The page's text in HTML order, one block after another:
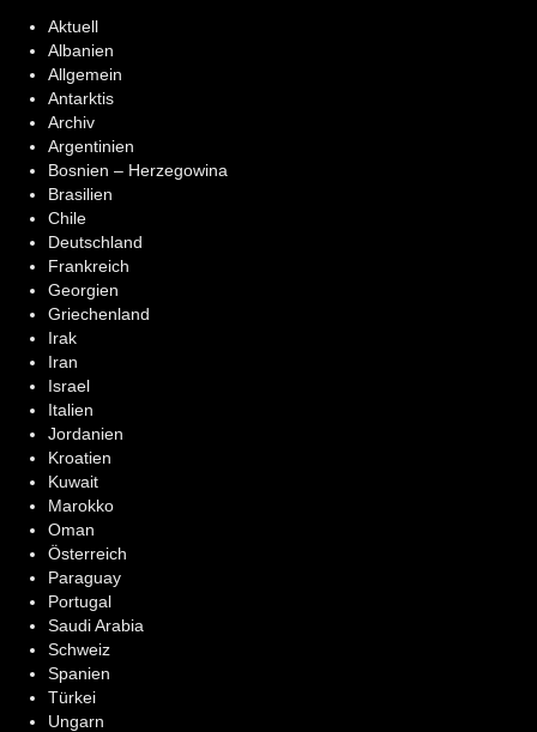
Aktuell
Albanien
Allgemein
Antarktis
Archiv
Argentinien
Bosnien – Herzegowina
Brasilien
Chile
Deutschland
Frankreich
Georgien
Griechenland
Irak
Iran
Israel
Italien
Jordanien
Kroatien
Kuwait
Marokko
Oman
Österreich
Paraguay
Portugal
Saudi Arabia
Schweiz
Spanien
Türkei
Ungarn